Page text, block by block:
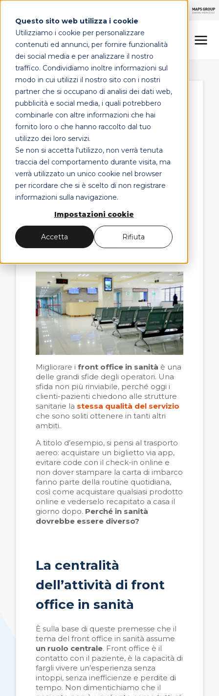
Questo sito web utilizza i cookie
Utilizziamo i cookie per personalizzare
contenuti ed annunci, per fornire funzionalità
dei social media e per analizzare il nostro
traffico. Condividiamo inoltre informazioni sul
modo in cui utilizzi il nostro sito con i nostri
partner che si occupano di analisi dei dati web,
pubblicità e social media, i quali potrebbero
combinarle con altre informazioni che hai
fornito loro o che hanno raccolto dal tuo
utilizzo dei loro servizi.
Se non si accetta l'utilizzo, non verrà tenuta
traccia del comportamento durante visita, ma
verrà utilizzato un unico cookie nel browser
per ricordare che si è scelto di non registrare
informazioni sulla navigazione.
Impostazioni cookie
Accetta Rifiuta
LINEE DI OFFERTA
MAPS HEALTHCARE
FOCUS
CONTATTI
Front office in
sanità: gli
strumenti per
aumentarne
l'efficacia
il 8 settembre 2021
Patient Experience
Migliorare i front office in sanità è una
delle grandi sfide degli operatori. Una
sfida non più rinviabile, perché oggi i
clienti-pazienti chiedono alle strutture
sanitarie la stessa qualità del servizio
che sono soliti ottenere in tanti altri
ambiti.
A titolo d’esempio, si pensi al trasporto
aereo: acquistare un biglietto via app,
evitare code con il check-in online e
non dover stampare la carta di imbarco
fanno parte della routine quotidiana,
così come acquistare qualsiasi prodotto
online e vederselo recapitato a casa il
giorno dopo. Perché in sanità
dovrebbe essere diverso?
La centralità
dell’attività di front
office in sanità
È sulla base di queste premesse che il
tema del front office in sanità assume
un ruolo centrale. Front office è il
contatto con il paziente, è la capacità di
fargli vivere un’esperienza senza
intoppi, senza inefficienze e perdite di
tempo. Non dimentichiamo che il